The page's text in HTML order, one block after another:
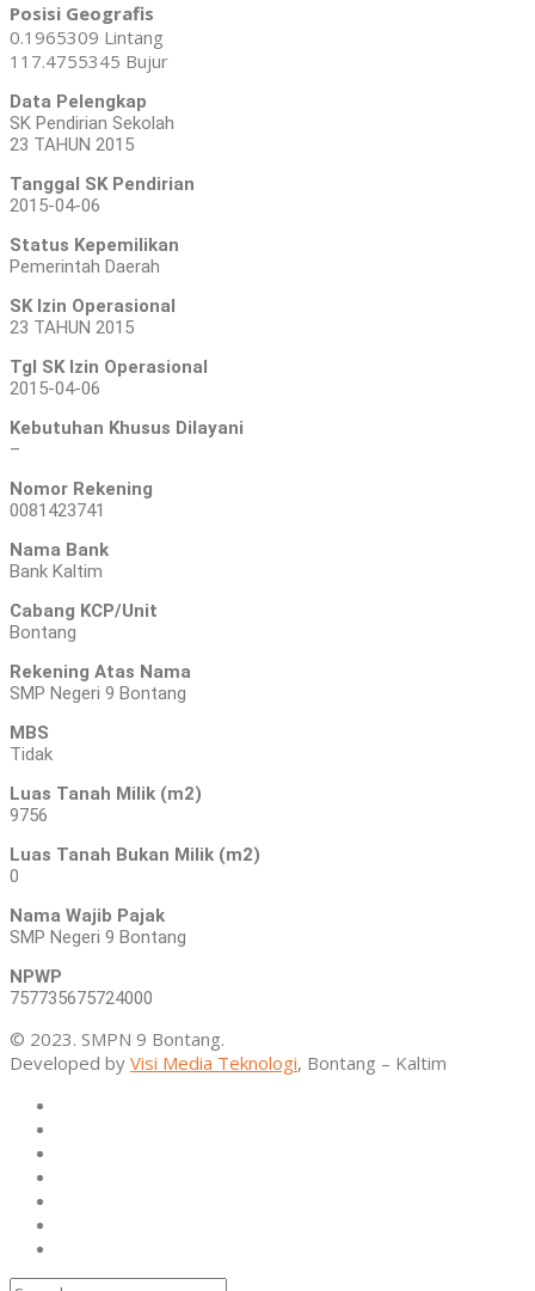
Posisi Geografis
0.1965309 Lintang
117.4755345 Bujur
Data Pelengkap
SK Pendirian Sekolah
23 TAHUN 2015
Tanggal SK Pendirian
2015-04-06
Status Kepemilikan
Pemerintah Daerah
SK Izin Operasional
23 TAHUN 2015
Tgl SK Izin Operasional
2015-04-06
Kebutuhan Khusus Dilayani
–
Nomor Rekening
0081423741
Nama Bank
Bank Kaltim
Cabang KCP/Unit
Bontang
Rekening Atas Nama
SMP Negeri 9 Bontang
MBS
Tidak
Luas Tanah Milik (m2)
9756
Luas Tanah Bukan Milik (m2)
0
Nama Wajib Pajak
SMP Negeri 9 Bontang
NPWP
757735675724000
© 2023. SMPN 9 Bontang.
Developed by Visi Media Teknologi, Bontang – Kaltim